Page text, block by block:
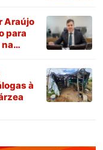
Araújo
para
à